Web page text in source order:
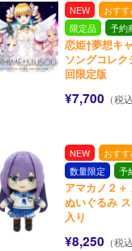
NEW
おす
限定品
予約
恋姫†夢想キ
ソングコレク
回限定版
¥7,700 （税
NEW
おす
数量限定
予
アマカノ２＋
ぬいぐるみ
入り
¥8,250 （税